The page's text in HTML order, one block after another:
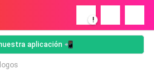
!
aplicación 📲